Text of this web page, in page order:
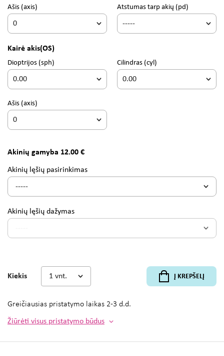
Ašis (axis) Atstumas tarp akių (pd)
Kairė akis(OS)
Dioptrijos (sph) Cilindras (cyl)
Ašis (axis)
Akinių gamyba 12.00 €
Akinių lęšių pasirinkimas
Akinių lęšių dažymas
Kiekis Į KREPŠELĮ
Greičiausias pristatymo laikas 2-3 d.d.
Žiūrėti visus pristatymo būdus